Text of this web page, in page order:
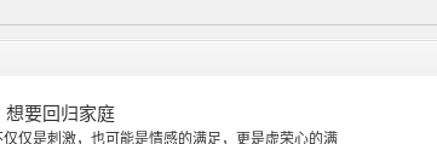
毕业于重庆师范大学心理学专业，从事婚姻情感咨询